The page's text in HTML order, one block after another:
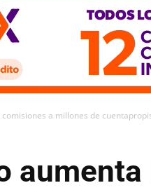
a millones de